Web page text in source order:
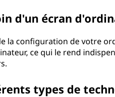
d'un écran
la configuration de votre
ce qui le rend
types de